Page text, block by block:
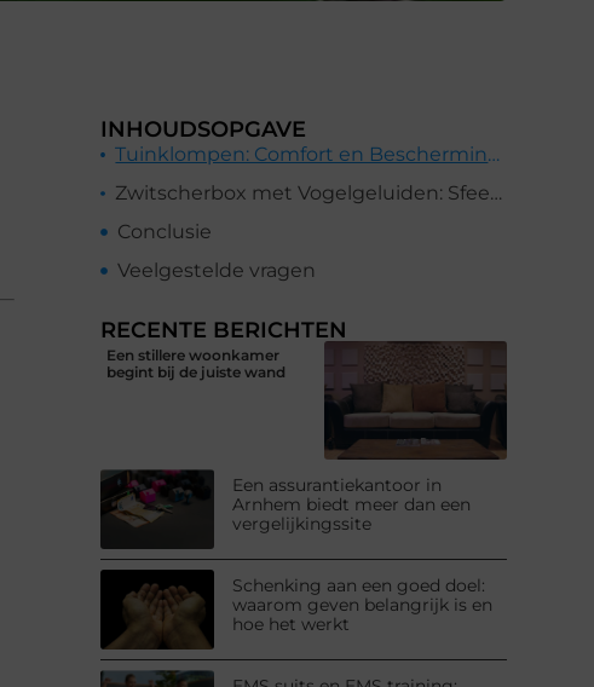
INHOUDSOPGAVE
Tuinklompen: Comfort en Bescherming voor je Voeten
Zwitscherbox met Vogelgeluiden: Sfeer en Ontspanning in je Tuin
Conclusie
Veelgestelde vragen
RECENTE BERICHTEN
Een stillere woonkamer
begint bij de juiste wand
Een assurantiekantoor in
Arnhem biedt meer dan een
vergelijkingssite
Schenking aan een goed doel:
waarom geven belangrijk is en
hoe het werkt